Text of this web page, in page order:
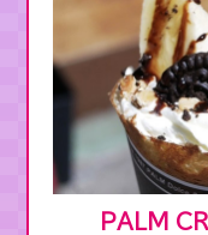
PALM